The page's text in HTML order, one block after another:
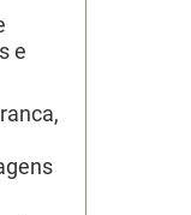
e